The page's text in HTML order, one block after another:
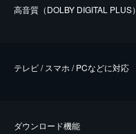
⾼⾳質（DOLBY DIGITAL PLUS）
テレビ / スマホ / PCなどに対応
ダウンロード機能